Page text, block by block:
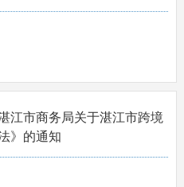
江市商务局关于湛江市跨境
》的通知